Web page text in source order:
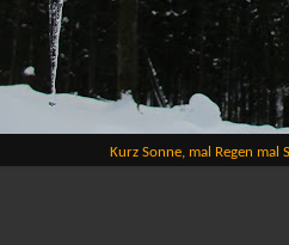
Kurz Sonne, mal Regen